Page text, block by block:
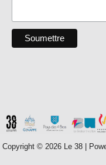
Copyright © 2026 Le 38 |